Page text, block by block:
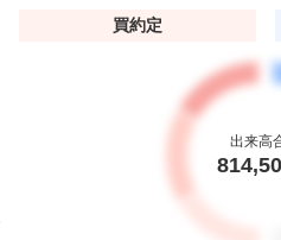
買約定
出来高